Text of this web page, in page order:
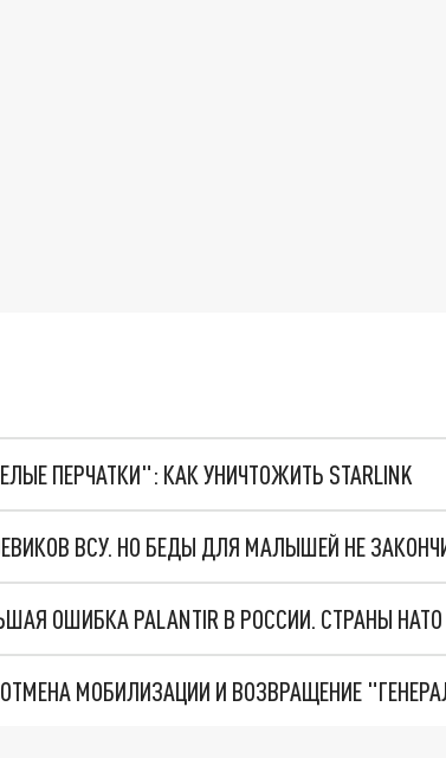
ПЕРЧАТКИ": КАК УНИЧТОЖИТЬ STARLINK
ВСУ. НО БЕДЫ ДЛЯ МАЛЫШЕЙ НЕ